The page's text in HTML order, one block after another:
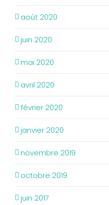
août 2020
juin 2020
mai 2020
avril 2020
février 2020
janvier 2020
novembre 2019
octobre 2019
juin 2017